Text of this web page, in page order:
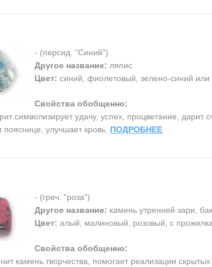
- (персид. “Синий”)
Другое название: ляпис
Цвет: синий, фиолетовый, зелено-синий или
Свойства обобщенно:
символизирует удачу, успех, процветание, дарит
пояснице, улучшает кровь. ПОДРОБНЕЕ
- (греч. "роза")
Другое название: камень утренней зари,
Цвет: алый, малиновый, розовый, с
Свойства обобщенно:
камень творчества, помогает реализации